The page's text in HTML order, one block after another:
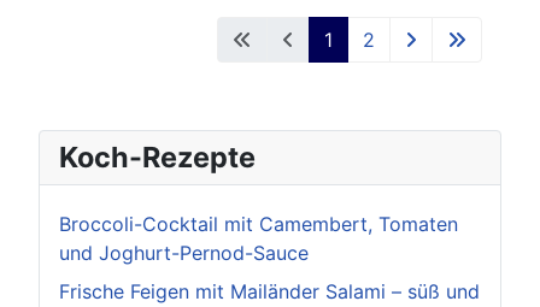
1 2
Koch-Rezepte
Broccoli-Cocktail mit Camembert, Tomaten
und Joghurt-Pernod-Sauce
Frische Feigen mit Mailänder Salami – süß und